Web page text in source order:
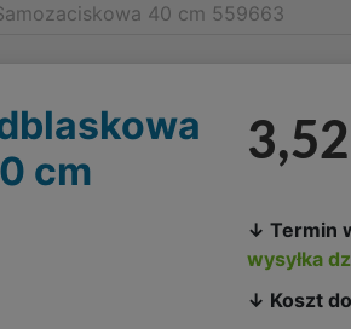
40 cm 559663
cm
3,52
↓ Termin
wysyłka
↓ Koszt